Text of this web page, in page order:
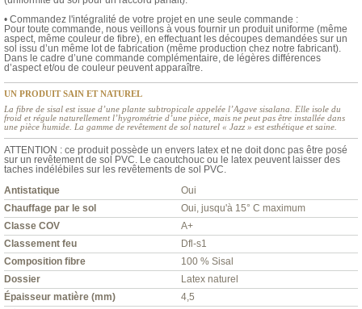
• Commandez l'intégralité de votre projet en une seule commande :
Pour toute commande, nous veillons à vous fournir un produit uniforme (même
aspect, même couleur de fibre), en effectuant les découpes demandées sur un
sol issu d’un même lot de fabrication (même production chez notre fabricant).
Dans le cadre d’une commande complémentaire, de légères différences
d’aspect et/ou de couleur peuvent apparaître.
UN PRODUIT SAIN ET NATUREL
La fibre de sisal est issue d’une plante subtropicale appelée l’Agave sisalana. Elle isole du
froid et régule naturellement l’hygrométrie d’une pièce, mais ne peut pas être installée dans
une pièce humide. La gamme de revêtement de sol naturel « Jazz » est esthétique et saine.
ATTENTION : ce produit possède un envers latex et ne doit donc pas être posé
sur un revêtement de sol PVC. Le caoutchouc ou le latex peuvent laisser des
taches indélébiles sur les revêtements de sol PVC.
Antistatique
Oui
Chauffage par le sol
Oui, jusqu'à 15° C maximum
Classe COV
A+
Classement feu
Dfl-s1
Composition fibre
100 % Sisal
Dossier
Latex naturel
Épaisseur matière (mm)
4,5